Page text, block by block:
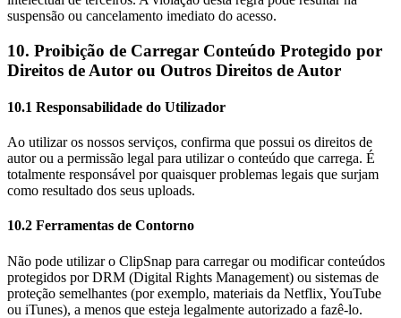
suspensão ou cancelamento imediato do acesso.
10. Proibição de Carregar Conteúdo Protegido por
Direitos de Autor ou Outros Direitos de Autor
10.1 Responsabilidade do Utilizador
Ao utilizar os nossos serviços, confirma que possui os direitos de
autor ou a permissão legal para utilizar o conteúdo que carrega. É
totalmente responsável por quaisquer problemas legais que surjam
como resultado dos seus uploads.
10.2 Ferramentas de Contorno
Não pode utilizar o ClipSnap para carregar ou modificar conteúdos
protegidos por DRM (Digital Rights Management) ou sistemas de
proteção semelhantes (por exemplo, materiais da Netflix, YouTube
ou iTunes), a menos que esteja legalmente autorizado a fazê-lo.